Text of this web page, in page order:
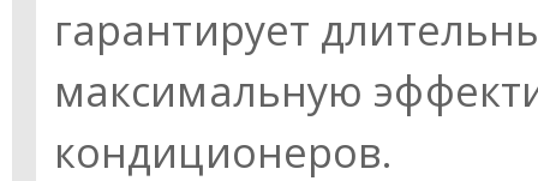
гарантирует
максимальную
кондиционеров.